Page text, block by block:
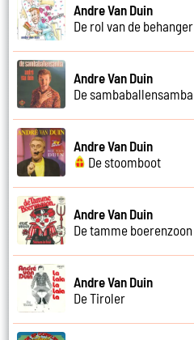
Andre Van Duin
De rol van de behanger
Andre Van Duin
De sambaballensamba
Andre Van Duin
De stoomboot
Andre Van Duin
De tamme boerenzoon
Andre Van Duin
De Tiroler